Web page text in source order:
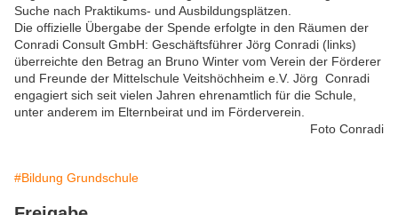
Suche nach Praktikums- und Ausbildungsplätzen.
Die offizielle Übergabe der Spende erfolgte in den Räumen der
Conradi Consult GmbH: Geschäftsführer Jörg Conradi (links)
überreichte den Betrag an Bruno Winter vom Verein der Förderer
und Freunde der Mittelschule Veitshöchheim e.V. Jörg Conradi
engagiert sich seit vielen Jahren ehrenamtlich für die Schule,
unter anderem im Elternbeirat und im Förderverein.
Foto Conradi
#Bildung Grundschule